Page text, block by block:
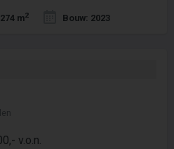
m2 Bouw: 2023
v.o.n.